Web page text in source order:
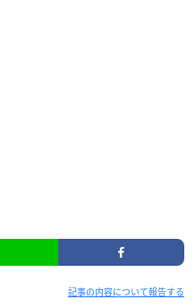
記事の内容について報告する